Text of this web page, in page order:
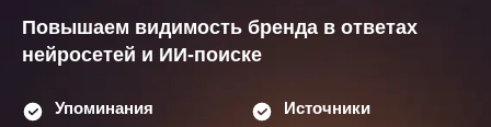
Повышаем видимость бренда в ответах
нейросетей и ИИ-поиске
Упоминания Источники